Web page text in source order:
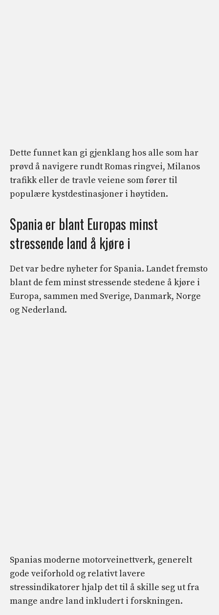
Dette funnet kan gi gjenklang hos alle som har
prøvd å navigere rundt Romas ringvei, Milanos
trafikk eller de travle veiene som fører til
populære kystdestinasjoner i høytiden.
Spania er blant Europas minst
stressende land å kjøre i
Det var bedre nyheter for Spania. Landet fremsto
blant de fem minst stressende stedene å kjøre i
Europa, sammen med Sverige, Danmark, Norge
og Nederland.
Spanias moderne motorveinettverk, generelt
gode veiforhold og relativt lavere
stressindikatorer hjalp det til å skille seg ut fra
mange andre land inkludert i forskningen.